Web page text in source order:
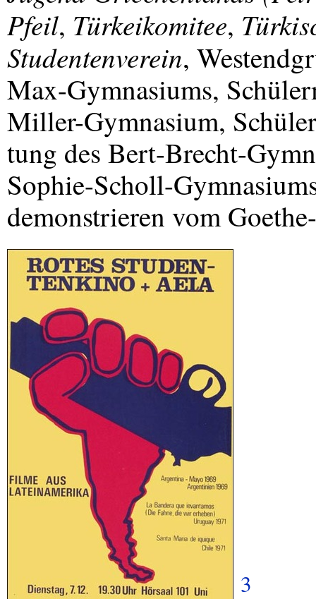
Pfeil, Türkeikomitee,
Studentenverein,
Max-Gymnasiums,
Miller-Gymnasium,
tung des Bert-Brecht-
Sophie-Scholl-
demonstrieren vom
3